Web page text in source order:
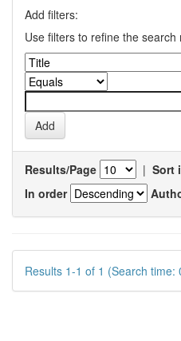
Add filters:
Use filters to refine the search
Results/Page | Sort
In order
Results 1-1 of 1 (Search time: